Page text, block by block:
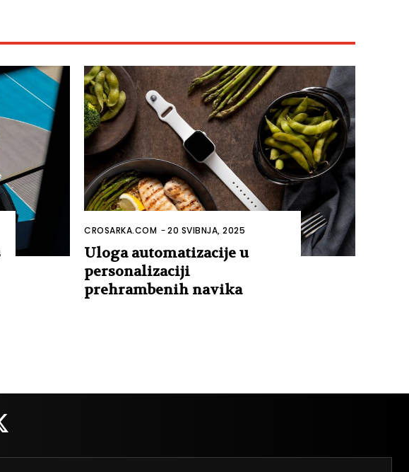
CROSARKA.COM -20 SVIBNJA, 2025
Uloga automatizacije u
personalizaciji
prehrambenih navika